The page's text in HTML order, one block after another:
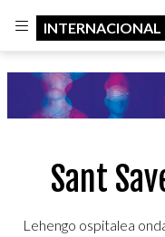
INTERNACIONAL
Sant
Lehengo ospitalea